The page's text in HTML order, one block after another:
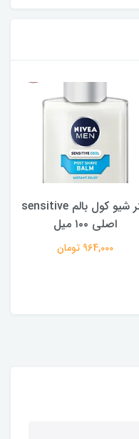
افتر شیو کول بالم sensitive
اصلی ۱۰۰ میل
964,000 تومان